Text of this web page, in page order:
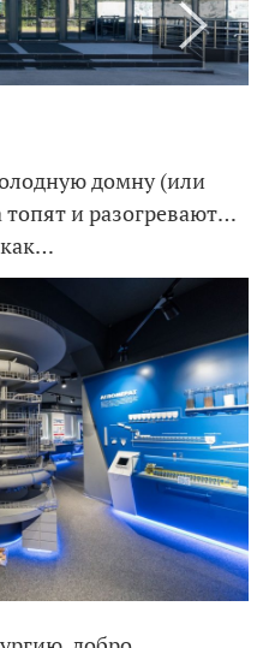
домну (или
топят и разогревают…